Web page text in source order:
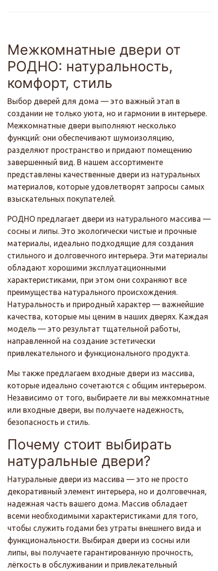
Межкомнатные двери от
РОДНО: натуральность,
комфорт, стиль
Выбор дверей для дома — это важный этап в
создании не только уюта, но и гармонии в интерьере.
Межкомнатные двери выполняют несколько
функций: они обеспечивают шумоизоляцию,
разделяют пространство и придают помещению
завершенный вид. В нашем ассортименте
представлены качественные двери из натуральных
материалов, которые удовлетворят запросы самых
взыскательных покупателей.
РОДНО предлагает двери из натурального массива —
сосны и липы. Это экологически чистые и прочные
материалы, идеально подходящие для создания
стильного и долговечного интерьера. Эти материалы
обладают хорошими эксплуатационными
характеристиками, при этом они сохраняют все
преимущества натурального происхождения.
Натуральность и природный характер — важнейшие
качества, которые мы ценим в наших дверях. Каждая
модель — это результат тщательной работы,
направленной на создание эстетически
привлекательного и функционального продукта.
Мы также предлагаем входные двери из массива,
которые идеально сочетаются с общим интерьером.
Независимо от того, выбираете ли вы межкомнатные
или входные двери, вы получаете надежность,
безопасность и стиль.
Почему стоит выбирать
натуральные двери?
Натуральные двери из массива — это не просто
декоративный элемент интерьера, но и долговечная,
надежная часть вашего дома. Массив обладает
всеми необходимыми характеристиками для того,
чтобы служить годами без утраты внешнего вида и
функциональности. Выбирая двери из сосны или
липы, вы получаете гарантированную прочность,
лёгкость в обслуживании и привлекательный